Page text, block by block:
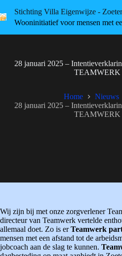
to
content
Stichting Villa Eigenwijze -
Wooninitiatief voor mensen met
28 januari 2025 –
TEAMWERK
Home
Nieuws
28 januari 2025 –
TEAMWERK
Wij zijn bij met onze zorgverlener
directeur van Teamwerk vertelde
allemaal doet. Zo is erTeamwerk
mensen met een afstand tot de
jobcoach aan de slag te kunnen.